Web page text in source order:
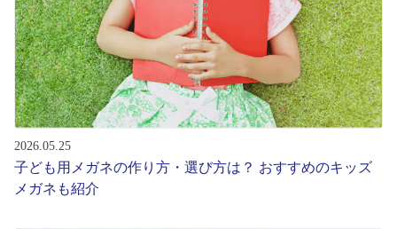
サングラス
補聴器
コンタクトレンズ
2026.05.25
子ども用メガネの作り方・選び方は？ おすすめのキッズ
メガネも紹介